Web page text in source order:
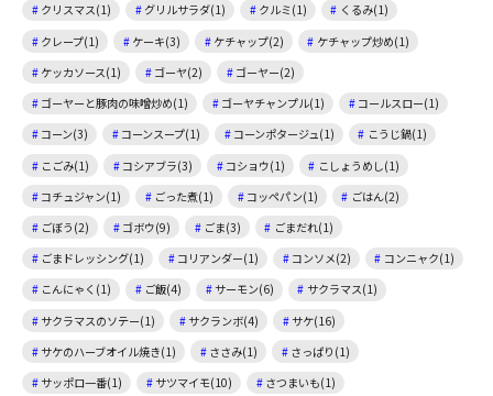
クリスマス(1)
グリルサラダ(1) クルミ(1)
くるみ(1)
クレープ(1)
ケーキ(3) ケチャップ(2)
ケチャップ炒め(1)
ケッカソース(1)
ゴーヤ(2)
ゴーヤー(2)
ゴーヤーと豚肉の味噌炒め(1)
ゴーヤチャンプル(1)
コールスロー(1)
コーン(3)
コーンスープ(1) コーンポタージュ(1)
こうじ鍋(1)
こごみ(1)
コシアブラ(3) コショウ(1)
こしょうめし(1)
コチュジャン(1)
ごった煮(1) コッペパン(1)
ごはん(2)
ごぼう(2)
ゴボウ(9) ごま(3)
ごまだれ(1)
ごまドレッシング(1)
コリアンダー(1) コンソメ(2)
コンニャク(1)
こんにゃく(1)
ご飯(4) サーモン(6)
サクラマス(1)
サクラマスのソテー(1)
サクランボ(4)
サケ(16)
サケのハーブオイル焼き(1)
ささみ(1)
さっぱり(1)
サッポロ一番(1)
サツマイモ(10)
さつまいも(1)